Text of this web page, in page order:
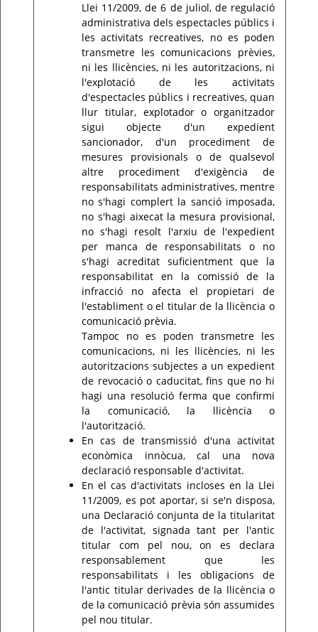
Llei 11/2009, de 6 de juliol, de regulació
administrativa dels espectacles públics i
les activitats recreatives, no es poden
transmetre les comunicacions prèvies,
ni les llicències, ni les autoritzacions, ni
l'explotació de les activitats
d'espectacles públics i recreatives, quan
llur titular, explotador o organitzador
sigui objecte d'un expedient
sancionador, d'un procediment de
mesures provisionals o de qualsevol
altre procediment d'exigència de
responsabilitats administratives, mentre
no s'hagi complert la sanció imposada,
no s'hagi aixecat la mesura provisional,
no s'hagi resolt l'arxiu de l'expedient
per manca de responsabilitats o no
s'hagi acreditat suficientment que la
responsabilitat en la comissió de la
infracció no afecta el propietari de
l'establiment o el titular de la llicència o
comunicació prèvia.
Tampoc no es poden transmetre les
comunicacions, ni les llicències, ni les
autoritzacions subjectes a un expedient
de revocació o caducitat, fins que no hi
hagi una resolució ferma que confirmi
la comunicació, la llicència o
l'autorització.
En cas de transmissió d'una activitat
econòmica innòcua, cal una nova
declaració responsable d'activitat.
En el cas d'activitats incloses en la Llei
11/2009, es pot aportar, si se'n disposa,
una Declaració conjunta de la titularitat
de l'activitat, signada tant per l'antic
titular com pel nou, on es declara
responsablement que les
responsabilitats i les obligacions de
l'antic titular derivades de la llicència o
de la comunicació prèvia són assumides
pel nou titular.